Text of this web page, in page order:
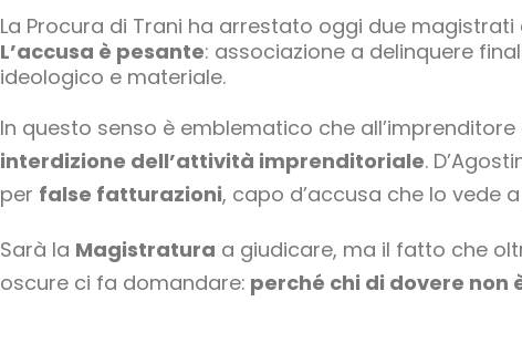
La Procura di Trani ha arrestato oggi due
L’accusa è pesante: associazione a delinquere
ideologico e materiale.
In questo senso è emblematico che
interdizione dell’attività imprenditoriale.
per false fatturazioni, capo d’accusa che lo vede
Sarà la Magistratura a giudicare, ma il fatto che
oscure ci fa domandare: perché chi di dovere non